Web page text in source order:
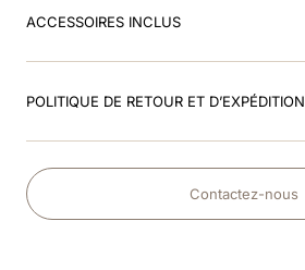
ACCESSOIRES INCLUS
POLITIQUE DE RETOUR ET D’EXPÉDITION
Contactez-nous